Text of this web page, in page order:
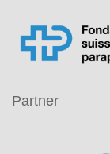
Partner